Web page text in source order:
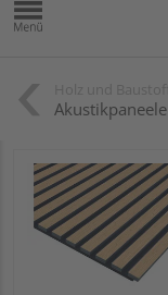
Akustikpaneele